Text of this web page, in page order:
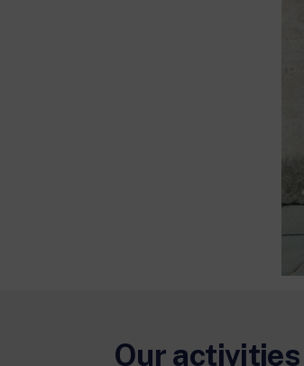
Our activities